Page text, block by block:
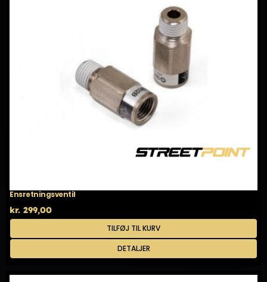
Ensretningsventil
kr. 299,00
TILFØJ TIL KURV
DETALJER